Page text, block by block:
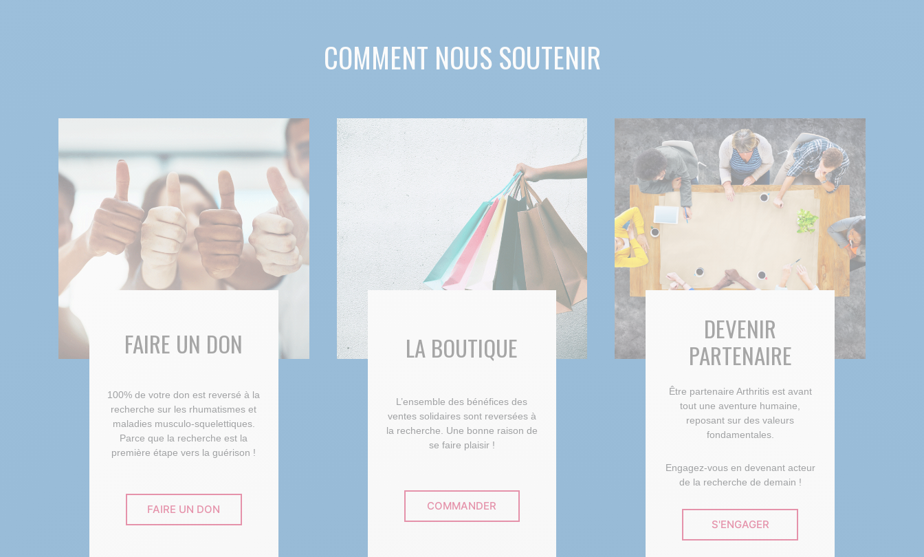
COMMENT NOUS SOUTENIR
FAIRE UN DON
100% de votre don est reversé à la
recherche sur les rhumatismes et
maladies musculo-squelettiques.
Parce que la recherche est la
première étape vers la guérison !
FAIRE UN DON
LA BOUTIQUE
L’ensemble des bénéfices des
ventes solidaires sont reversées à
la recherche. Une bonne raison de
se faire plaisir !
COMMANDER
DEVENIR
PARTENAIRE
Être partenaire Arthritis est avant
tout une aventure humaine,
reposant sur des valeurs
fondamentales.
Engagez-vous en devenant acteur
de la recherche de demain !
S'ENGAGER